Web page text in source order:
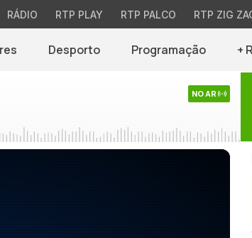
RÁDIO RTP PLAY RTP PALCO RTP ZIG
Desporto Programação +
NO AR